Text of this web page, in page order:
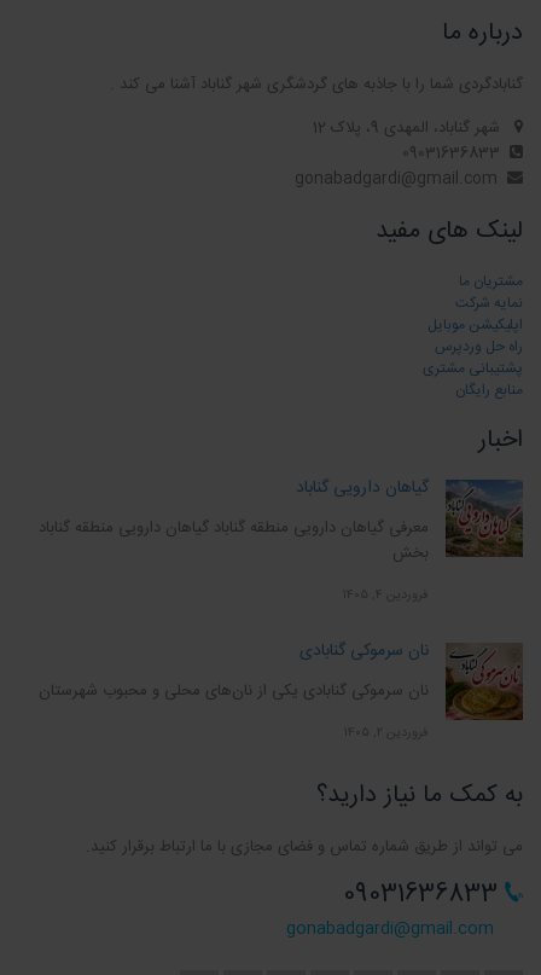
درباره ما
گنابادگردی شما را با جاذبه های گردشگری شهر گناباد آشنا می کند .
شهر گناباد، المهدی 9، پلاک 12
لینک های مفید
مشتریان ما
نمایه شرکت
اپلیکیشن موبایل
راه حل وردپرس
پشتیبانی مشتری
منابع رایگان
اخبار
گیاهان دارویی گناباد
معرفی گیاهان دارویی منطقه گناباد گیاهان دارویی منطقه گناباد
بخش
فروردین ۴, ۱۴۰۵
نان سرموکی گنابادی
نان سرموکی گنابادی یکی از نان‌های محلی و محبوب شهرستان
فروردین ۲, ۱۴۰۵
به کمک ما نیاز دارید؟
می تواند از طریق شماره تماس و فضای مجازی با ما ارتباط برقرار کنید.
gonabadgardi@gmail.com